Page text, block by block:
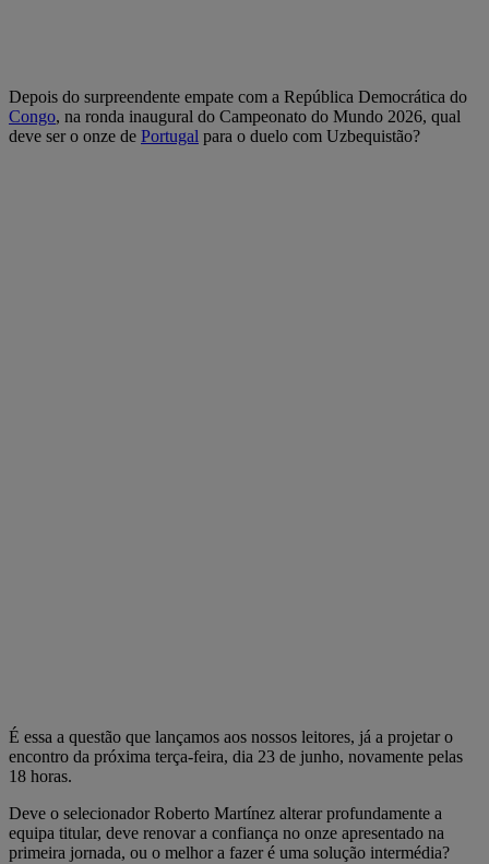
Depois do surpreendente empate com a República Democrática do
Congo, na ronda inaugural do Campeonato do Mundo 2026, qual
deve ser o onze de Portugal para o duelo com Uzbequistão?
É essa a questão que lançamos aos nossos leitores, já a projetar o
encontro da próxima terça-feira, dia 23 de junho, novamente pelas
18 horas.
Deve o selecionador Roberto Martínez alterar profundamente a
equipa titular, deve renovar a confiança no onze apresentado na
primeira jornada, ou o melhor a fazer é uma solução intermédia?